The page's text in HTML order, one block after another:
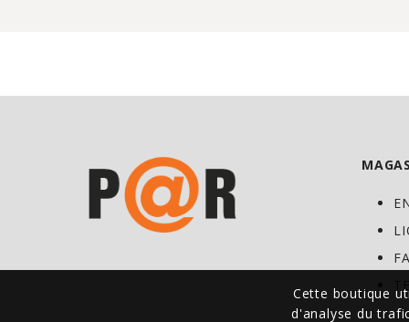
Cette boutique
d'analyse du